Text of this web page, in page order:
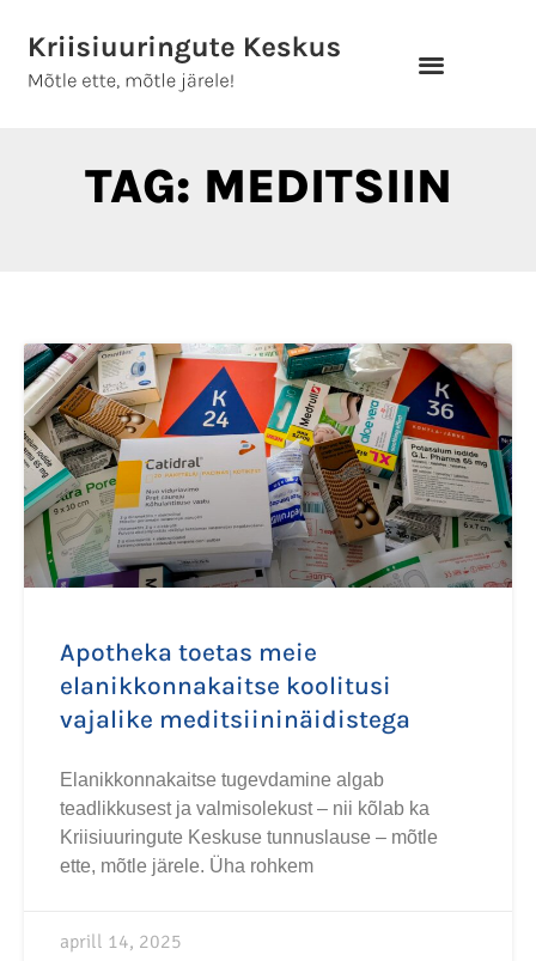
content
TAG: MEDITSIIN
Apotheka toetas meie
elanikkonnakaitse koolitusi
vajalike meditsiininäidistega
Elanikkonnakaitse tugevdamine algab
teadlikkusest ja valmisolekust – nii kõlab ka
Kriisiuuringute Keskuse tunnuslause – mõtle
ette, mõtle järele. Üha rohkem
aprill 14, 2025